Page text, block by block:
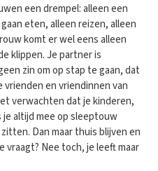
een drempel: alleen een
eten, alleen reizen, alleen
komt er wel eens alleen
klippen. Je partner is
zin om op stap te gaan, dat
en vriendinnen van
verwachten dat je kinderen,
altijd mee op sleeptouw
Dan maar thuis blijven en
vraagt? Nee toch, je leeft maar